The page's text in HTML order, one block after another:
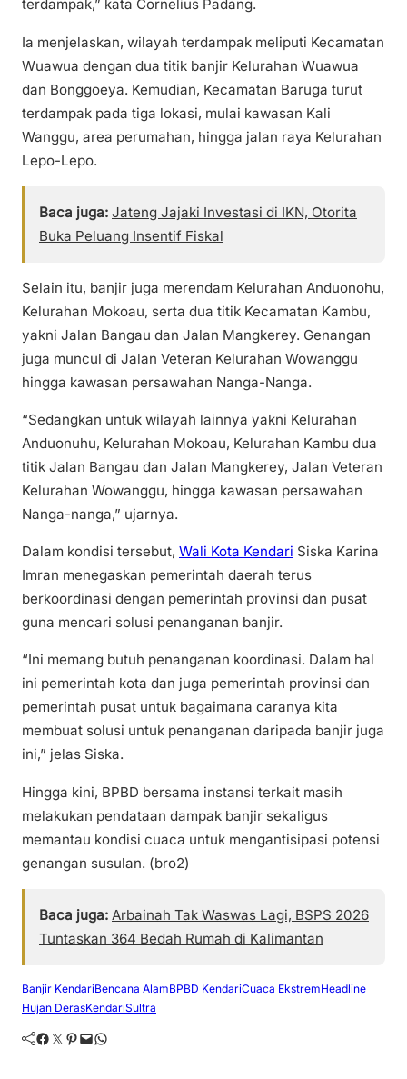
terdampak,” kata Cornelius Padang.
Ia menjelaskan, wilayah terdampak meliputi Kecamatan
Wuawua dengan dua titik banjir Kelurahan Wuawua
dan Bonggoeya. Kemudian, Kecamatan Baruga turut
terdampak pada tiga lokasi, mulai kawasan Kali
Wanggu, area perumahan, hingga jalan raya Kelurahan
Lepo-Lepo.
Baca juga: Jateng Jajaki Investasi di IKN, Otorita
Buka Peluang Insentif Fiskal
Selain itu, banjir juga merendam Kelurahan Anduonohu,
Kelurahan Mokoau, serta dua titik Kecamatan Kambu,
yakni Jalan Bangau dan Jalan Mangkerey. Genangan
juga muncul di Jalan Veteran Kelurahan Wowanggu
hingga kawasan persawahan Nanga-Nanga.
“Sedangkan untuk wilayah lainnya yakni Kelurahan
Anduonuhu, Kelurahan Mokoau, Kelurahan Kambu dua
titik Jalan Bangau dan Jalan Mangkerey, Jalan Veteran
Kelurahan Wowanggu, hingga kawasan persawahan
Nanga-nanga,” ujarnya.
Dalam kondisi tersebut, Wali Kota Kendari Siska Karina
Imran menegaskan pemerintah daerah terus
berkoordinasi dengan pemerintah provinsi dan pusat
guna mencari solusi penanganan banjir.
“Ini memang butuh penanganan koordinasi. Dalam hal
ini pemerintah kota dan juga pemerintah provinsi dan
pemerintah pusat untuk bagaimana caranya kita
membuat solusi untuk penanganan daripada banjir juga
ini,” jelas Siska.
Hingga kini, BPBD bersama instansi terkait masih
melakukan pendataan dampak banjir sekaligus
memantau kondisi cuaca untuk mengantisipasi potensi
genangan susulan. (bro2)
Baca juga: Arbainah Tak Waswas Lagi, BSPS 2026
Tuntaskan 364 Bedah Rumah di Kalimantan
Banjir KendariBencana AlamBPBD KendariCuaca EkstremHeadline
Hujan DerasKendariSultra
Facebook Twitter Pinterest Mail WhatsApp